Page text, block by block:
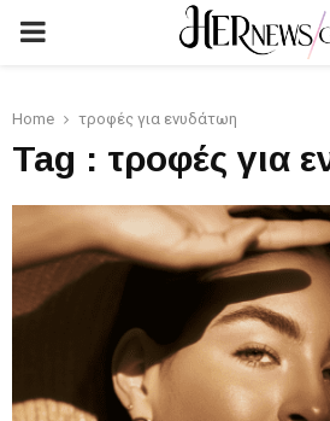
PRIMARY
Home τροφές για ενυδάτωη
Tag : τροφές για